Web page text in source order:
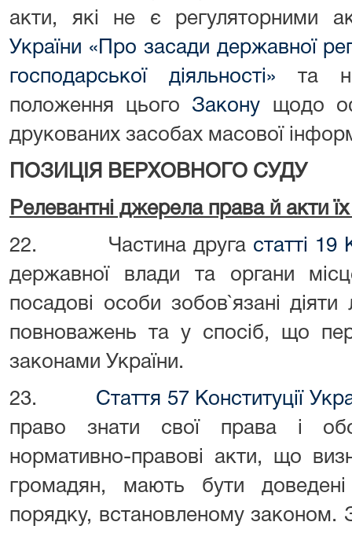
акти, які не є регуляторними
України «Про засади державної
господарської діяльності» та
положення цього Закону щодо
друкованих засобах масової
ПОЗИЦІЯ ВЕРХОВНОГО СУДУ
Релевантні джерела права й акти
22. Частина друга статті 19
державної влади та органи
посадові особи зобов`язані
повноважень та у спосіб, що
законами України.
23. Стаття 57 Конституції
право знати свої права і
нормативно-правові акти, що
громадян, мають бути
порядку, встановленому законом.